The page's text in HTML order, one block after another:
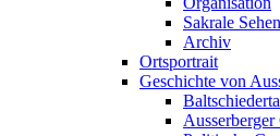
Sakrale
Archiv
Ortsportrait
Geschichte von
Ausserberger